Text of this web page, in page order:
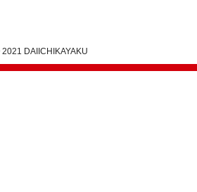
DAIICHIKAYAKU